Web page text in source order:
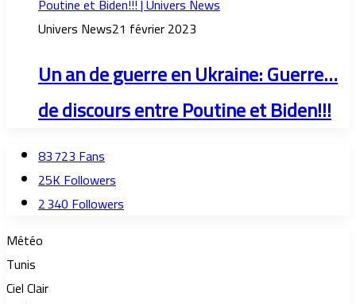
Univers News21 février 2023
Un an de guerre en Ukraine: Guerre…
de discours entre Poutine et Biden!!!
83 723Fans
25KFollowers
2 340Followers
Météo
Tunis
Ciel Clair